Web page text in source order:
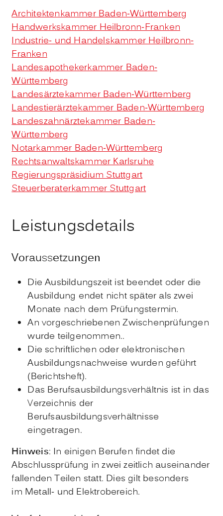
Architektenkammer Baden-Württemberg
Handwerkskammer Heilbronn-Franken
Industrie- und Handelskammer Heilbronn-
Franken
Landesapothekerkammer Baden-
Württemberg
Landesärztekammer Baden-Württemberg
Landestierärztekammer Baden-Württemberg
Landeszahnärztekammer Baden-
Württemberg
Notarkammer Baden-Württemberg
Rechtsanwaltskammer Karlsruhe
Regierungspräsidium Stuttgart
Steuerberaterkammer Stuttgart
Leistungsdetails
Voraussetzungen
Die Ausbildungszeit ist beendet oder die
Ausbildung endet nicht später als zwei
Monate nach dem Prüfungstermin.
An vorgeschriebenen Zwischenprüfungen
wurde teilgenommen..
Die schriftlichen oder elektronischen
Ausbildungsnachweise wurden geführt
(Berichtsheft).
Das Berufsausbildungsverhältnis ist in das
Verzeichnis der
Berufsausbildungsverhältnisse
eingetragen.
Hinweis: In einigen Berufen findet die
Abschlussprüfung in zwei zeitlich auseinander
fallenden Teilen statt. Dies gilt besonders
im Metall- und Elektrobereich.